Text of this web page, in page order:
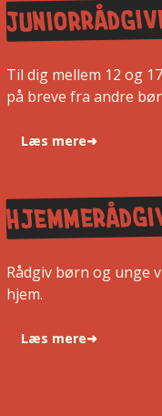
Til dig mellem 12 og
på breve fra andre
Læs mere➜
Rådgiv børn og unge
hjem.
Læs mere➜